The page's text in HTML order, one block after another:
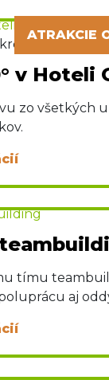
ATRAKCIE
v Hoteli
zo všetkých
tímu
aj